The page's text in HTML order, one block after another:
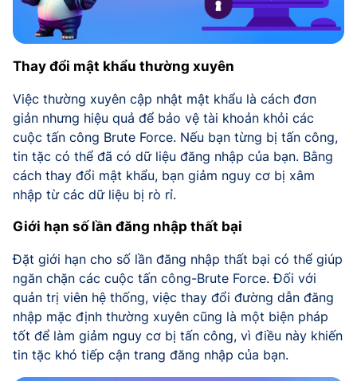
Thay đổi mật khẩu thường xuyên
Việc thường xuyên cập nhật mật khẩu là cách đơn
giản nhưng hiệu quả để bảo vệ tài khoản khỏi các
cuộc tấn công Brute Force. Nếu bạn từng bị tấn công,
tin tặc có thể đã có dữ liệu đăng nhập của bạn. Bằng
cách thay đổi mật khẩu, bạn giảm nguy cơ bị xâm
nhập từ các dữ liệu bị rò rỉ.
Giới hạn số lần đăng nhập thất bại
Đặt giới hạn cho số lần đăng nhập thất bại có thể giúp
ngăn chặn các cuộc tấn công-Brute Force. Đối với
quản trị viên hệ thống, việc thay đổi đường dẫn đăng
nhập mặc định thường xuyên cũng là một biện pháp
tốt để làm giảm nguy cơ bị tấn công, vì điều này khiến
tin tặc khó tiếp cận trang đăng nhập của bạn.